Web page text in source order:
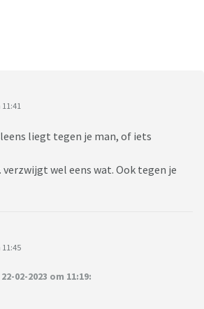
liegt tegen je man, of iets
wel eens wat. Ook tegen je
11:45
02-2023 om 11:19: